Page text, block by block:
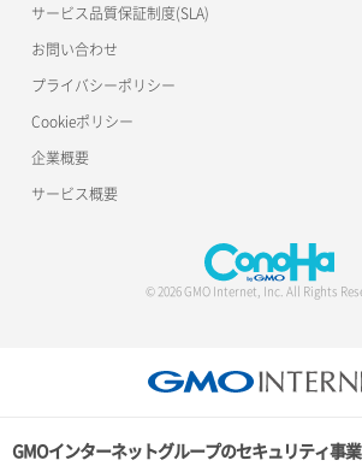
サービス品質保証制度(SLA)
お問い合わせ
プライバシーポリシー
Cookieポリシー
企業概要
サービス概要
© 2026 GMO Internet, Inc. All Rights
GMOインターネットグループのセキュリティ事